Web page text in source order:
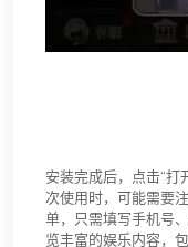
安装完成后，点击“
次使用时，可能需要
单，只需填写手机号
览丰富的娱乐内容，